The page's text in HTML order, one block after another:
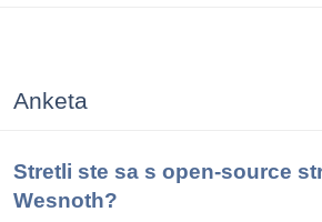
Anketa
Stretli ste sa s open-source
Wesnoth?